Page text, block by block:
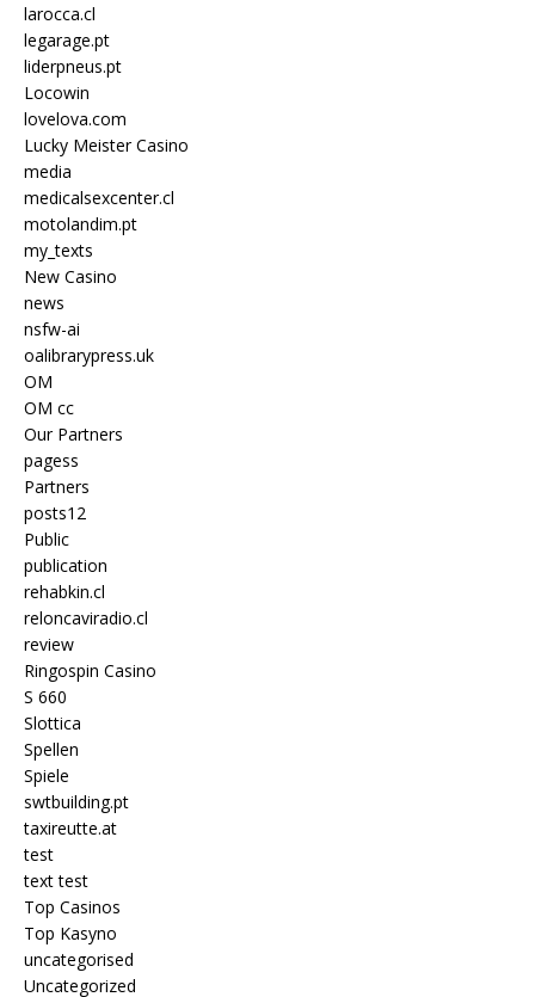
larocca.cl
legarage.pt
liderpneus.pt
Locowin
lovelova.com
Lucky Meister Casino
media
medicalsexcenter.cl
motolandim.pt
my_texts
New Casino
news
nsfw-ai
oalibrarypress.uk
OM
OM cc
Our Partners
pagess
Partners
posts12
Public
publication
rehabkin.cl
reloncaviradio.cl
review
Ringospin Casino
S 660
Slottica
Spellen
Spiele
swtbuilding.pt
taxireutte.at
test
text test
Top Casinos
Top Kasyno
uncategorised
Uncategorized